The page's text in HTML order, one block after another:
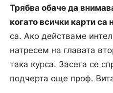
Трябва обаче да
когато всички карти са
са. Ако действаме
натресем на главата
така курса. Засега се
подчерта още проф.